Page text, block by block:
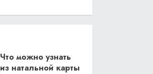
Что можно узнать
из натальной карты